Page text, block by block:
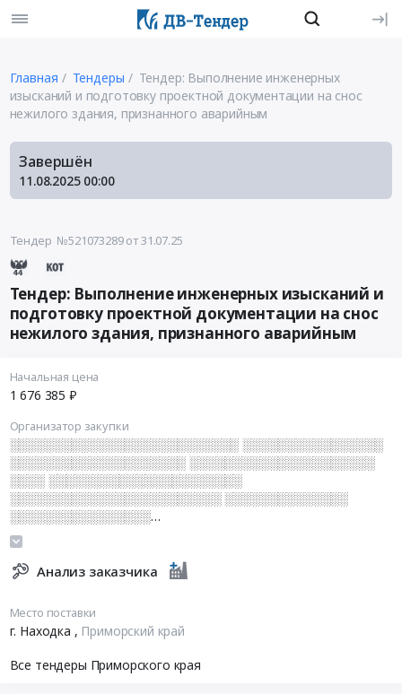
Главная Тендеры
Тендер: Выполнение инженерных
изысканий и подготовку проектной документации на снос
нежилого здания, признанного аварийным
Завершён
11.08.2025 00:00
Тендер №521073289от 31.07.25
Тендер: Выполнение инженерных изысканий и
подготовку проектной документации на снос
нежилого здания, признанного аварийным
Начальная цена
1 676 385 ₽
Организатор закупки
░░░░░░░░░░░░░░░░░░░░░░░░░░ ░░░░░░░░░░░░░░░░
░░░░░░░░░░░░░░░░░░░░ ░░░░░░░░░░░░░░░░░░░░░
░░░░ ░░░░░░░░░░░░░░░░░░░░░░
░░░░░░░░░░░░░░░░░░░░░░░░ ░░░░░░░░░░░░░░
░░░░░░░░░░░░░░░░
░░░░░░░░░░░░░░░░░░░░░░░░░░░░
░░░░░░░░░░░░░░░░░░░░░░░░░░
░░░░░░░░░░░░░░░░░░░░ ░░░░░░░░░░░░░
Анализ заказчика
Место поставки
г. Находка , Приморский край
Все тендеры Приморского края